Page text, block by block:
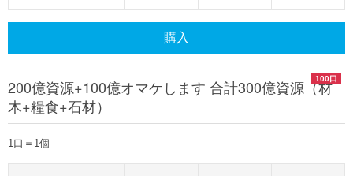
購入
100口
200億資源+100億オマケします 合計300億資源（材
木+糧食+石材）
1口＝1個